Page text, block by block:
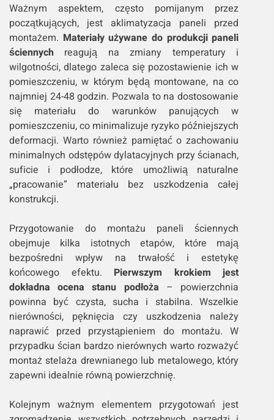
Ważnym aspektem, często pomijanym przez
początkujących, jest aklimatyzacja paneli przed
montażem. Materiały używane do produkcji paneli
ściennych reagują na zmiany temperatury i
wilgotności, dlatego zaleca się pozostawienie ich w
pomieszczeniu, w którym będą montowane, na co
najmniej 24-48 godzin. Pozwala to na dostosowanie
się materiału do warunków panujących w
pomieszczeniu, co minimalizuje ryzyko późniejszych
deformacji. Warto również pamiętać o zachowaniu
minimalnych odstępów dylatacyjnych przy ścianach,
suficie i podłodze, które umożliwią naturalne
„pracowanie” materiału bez uszkodzenia całej
konstrukcji.
Przygotowanie do montażu paneli ściennych
obejmuje kilka istotnych etapów, które mają
bezpośredni wpływ na trwałość i estetykę
końcowego efektu. Pierwszym krokiem jest
dokładna ocena stanu podłoża – powierzchnia
powinna być czysta, sucha i stabilna. Wszelkie
nierówności, pęknięcia czy uszkodzenia należy
naprawić przed przystąpieniem do montażu. W
przypadku ścian bardzo nierównych warto rozważyć
montaż stelaża drewnianego lub metalowego, który
zapewni idealnie równą powierzchnię.
Kolejnym ważnym elementem przygotowań jest